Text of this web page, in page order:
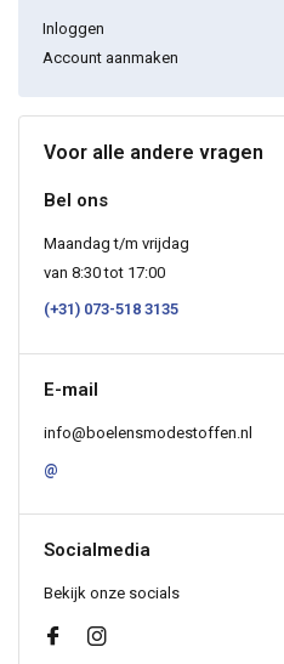
Inloggen
Account aanmaken
Voor alle andere vragen
Bel ons
Maandag t/m vrijdag
van 8:30 tot 17:00
(+31) 073-518 3135
E-mail
info@boelensmodestoffen.nl
@
Socialmedia
Bekijk onze socials